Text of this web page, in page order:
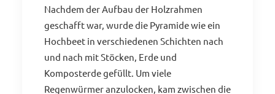
Nachdem der Aufbau der Holzrahmen
geschafft war, wurde die Pyramide wie ein
Hochbeet in verschiedenen Schichten nach
und nach mit Stöcken, Erde und
Komposterde gefüllt. Um viele
Regenwürmer anzulocken, kam zwischen die